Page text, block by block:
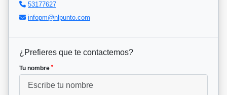
53177627
infopm@nlpunto.com
¿Prefieres que te contactemos?
Tu nombre *